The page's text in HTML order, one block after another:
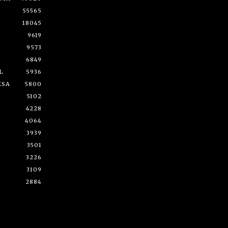
55565
18045
9619
9573
6849
5936
5800
5102
4228
4064
3939
3501
3226
3109
2884